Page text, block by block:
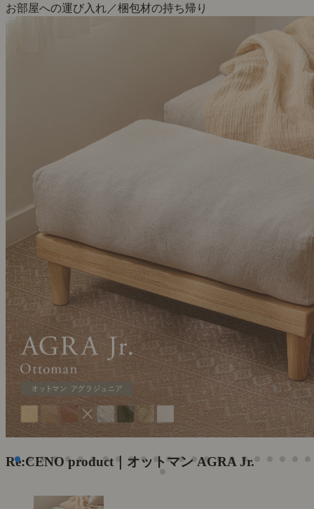
お部屋への運び入れ／梱包材の持ち帰り
Re:CENO product｜オットマン AGRA Jr.